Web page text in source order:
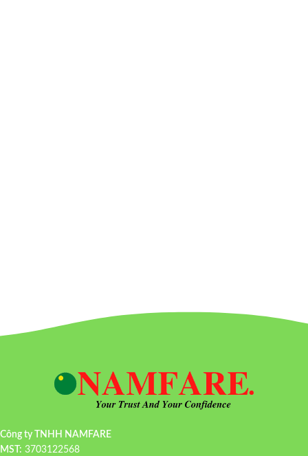
Công ty TNHH NAMFARE
MST: 3703122568